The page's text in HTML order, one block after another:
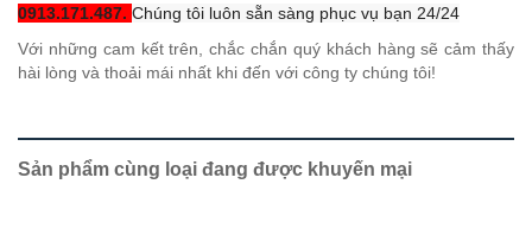
0913.171.487. Chúng tôi luôn sẵn sàng phục vụ bạn 24/24
Với những cam kết trên, chắc chắn quý khách hàng sẽ cảm thấy
hài lòng và thoải mái nhất khi đến với công ty chúng tôi!
Sản phẩm cùng loại đang được khuyến mại